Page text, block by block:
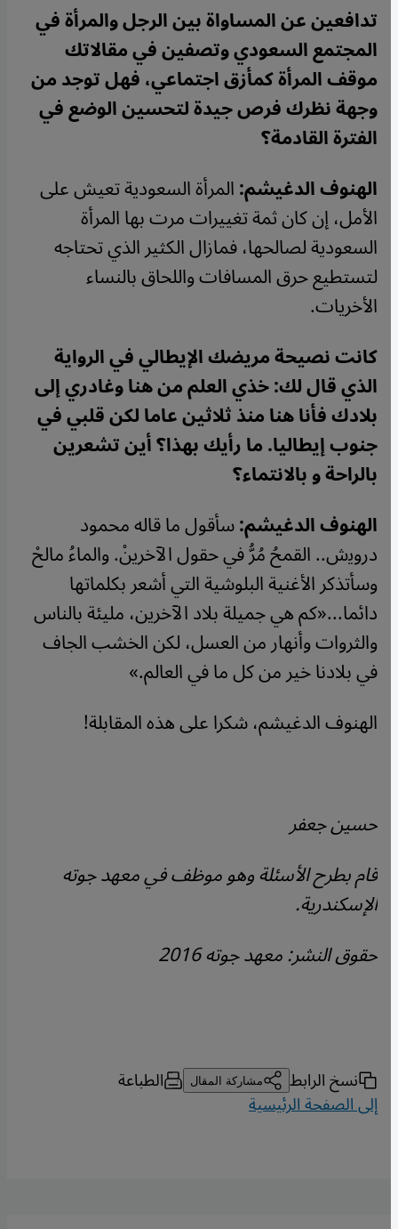
تدافعين عن المساواة بين الرجل والمرأة في
المجتمع السعودي وتصفين في مقالاتك
موقف المرأة كمأزق اجتماعي، فهل توجد من
وجهة نظرك فرص جيدة لتحسين الوضع في
الفترة القادمة؟
الهنوف الدغيشم:المرأة السعودية تعيش على
الأمل، إن كان ثمة تغييرات مرت بها المرأة
السعودية لصالحها، فمازال الكثير الذي تحتاجه
لتستطيع حرق المسافات واللحاق بالنساء
الأخريات.
كانت نصيحة مريضك الإيطالي في الرواية
الذي قال لك: خذي العلم من هنا وغادري إلى
بلادك فأنا هنا منذ ثلاثين عاما لكن قلبي في
جنوب إيطاليا. ما رأيك بهذا؟ أين تشعرين
بالراحة و بالانتماء؟
الهنوف الدغيشم:سأقول ما قاله محمود
ﺩروﯾش.. القمحُ مُرُّ في حقول الآخرينْ. والماءُ مالحْ
وسأتذكر الأغنية البلوشية التي أشعر بكلماتها
دائما...«كم هي جميلة بلاد الآخرين، مليئة بالناس
والثروات وأنهار من العسل، لكن الخشب الجاف
في بلادنا خير من كل ما في العالم.»
الهنوف الدغيشم، شكرا على هذه المقابلة!
حسين جعفر
قام بطرح الأسئلة وهو موظف في معهد جوته
الإسكندرية.
حقوق النشر: معهد جوته2016
نسخ الرابط مشاركة المقال الطباعة
إلى الصفحة الرئيسية